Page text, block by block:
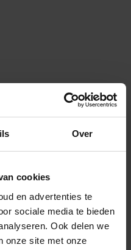
Over
cookies
en advertenties te
sociale media te bieden
Ook delen we
onze site met onze